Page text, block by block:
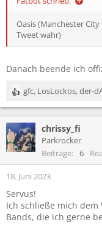
Oasis (Manchester
Tweet wahr)
Danach beende ich
R
e
k
t
i
n
n
:
gfc, LosLockos,der-
chrissy_fi
Parkrocker
Beiträge
6
18. Juni 2023
Servus!
Ich schließe mich dem
Bands, die ich gerne